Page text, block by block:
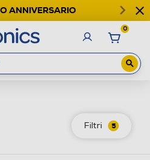
ANNIVERSARIO
0
Filtri 5